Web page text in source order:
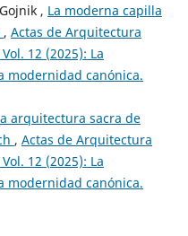
, La moderna capilla
, Actas de Arquitectura
12 (2025): La
modernidad canónica.
arquitectura sacra de
, Actas de Arquitectura
12 (2025): La
modernidad canónica.